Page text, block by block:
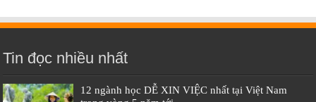
Tin đọc nhiều nhất
12 ngành học DỄ XIN VIỆC nhất tại Việt Nam